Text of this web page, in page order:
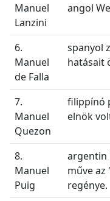
Manuel
Lanzini
angol
6.
Manuel
de Falla
spanyol
hatásait
7.
Manuel
Quezon
filippínó
elnök
8.
Manuel
Puig
argentin
műve az
regénye.